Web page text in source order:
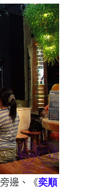
旁邊、《奕順